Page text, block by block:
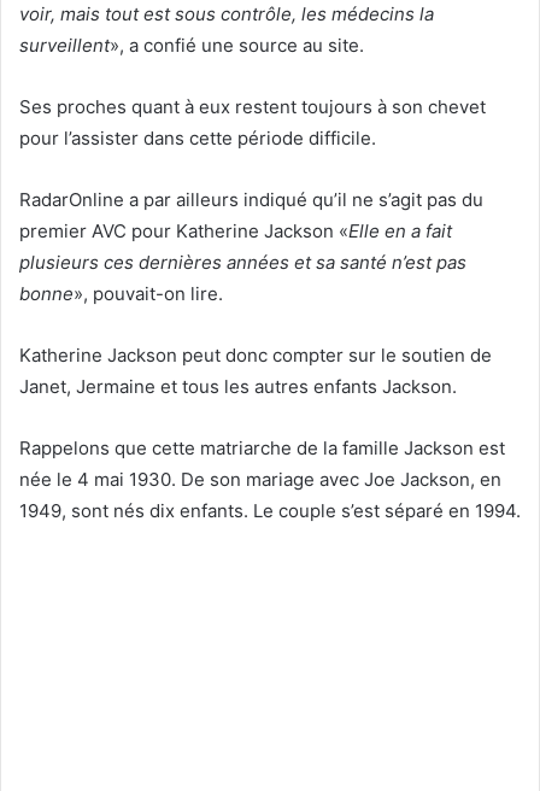
voir, mais tout est sous contrôle, les médecins la
surveillent», a confié une source au site.
Ses proches quant à eux restent toujours à son chevet
pour l’assister dans cette période difficile.
RadarOnline a par ailleurs indiqué qu’il ne s’agit pas du
premier AVC pour Katherine Jackson «Elle en a fait
plusieurs ces dernières années et sa santé n’est pas
bonne», pouvait-on lire.
Katherine Jackson peut donc compter sur le soutien de
Janet, Jermaine et tous les autres enfants Jackson.
Rappelons que cette matriarche de la famille Jackson est
née le 4 mai 1930. De son mariage avec Joe Jackson, en
1949, sont nés dix enfants. Le couple s’est séparé en 1994.